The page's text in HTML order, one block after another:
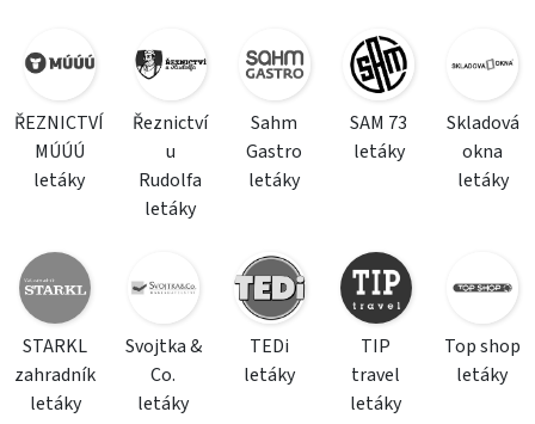
ŘEZNICTVÍ
MÚÚÚ
letáky
Řeznictví
u
Rudolfa
letáky
Sahm
Gastro
letáky
SAM 73
letáky
Skladová
okna
letáky
STARKL
zahradník
letáky
Svojtka &
Co.
letáky
TEDi
letáky
TIP
travel
letáky
Top shop
letáky